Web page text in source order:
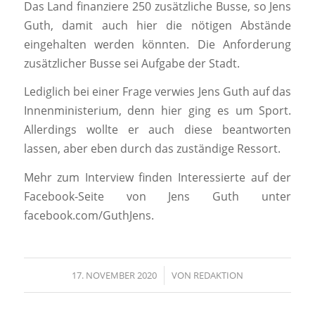
Das Land finanziere 250 zusätzliche Busse, so Jens
Guth, damit auch hier die nötigen Abstände
eingehalten werden könnten. Die Anforderung
zusätzlicher Busse sei Aufgabe der Stadt.
Lediglich bei einer Frage verwies Jens Guth auf das
Innenministerium, denn hier ging es um Sport.
Allerdings wollte er auch diese beantworten
lassen, aber eben durch das zuständige Ressort.
Mehr zum Interview finden Interessierte auf der
Facebook-Seite von Jens Guth unter
facebook.com/GuthJens.
17. NOVEMBER 2020
/ VON REDAKTION